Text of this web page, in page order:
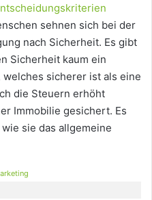
sehnen sich bei der
nach Sicherheit. Es gibt
Sicherheit kaum ein
welches sicherer ist als eine
die Steuern erhöht
Immobilie gesichert. Es
sie das allgemeine